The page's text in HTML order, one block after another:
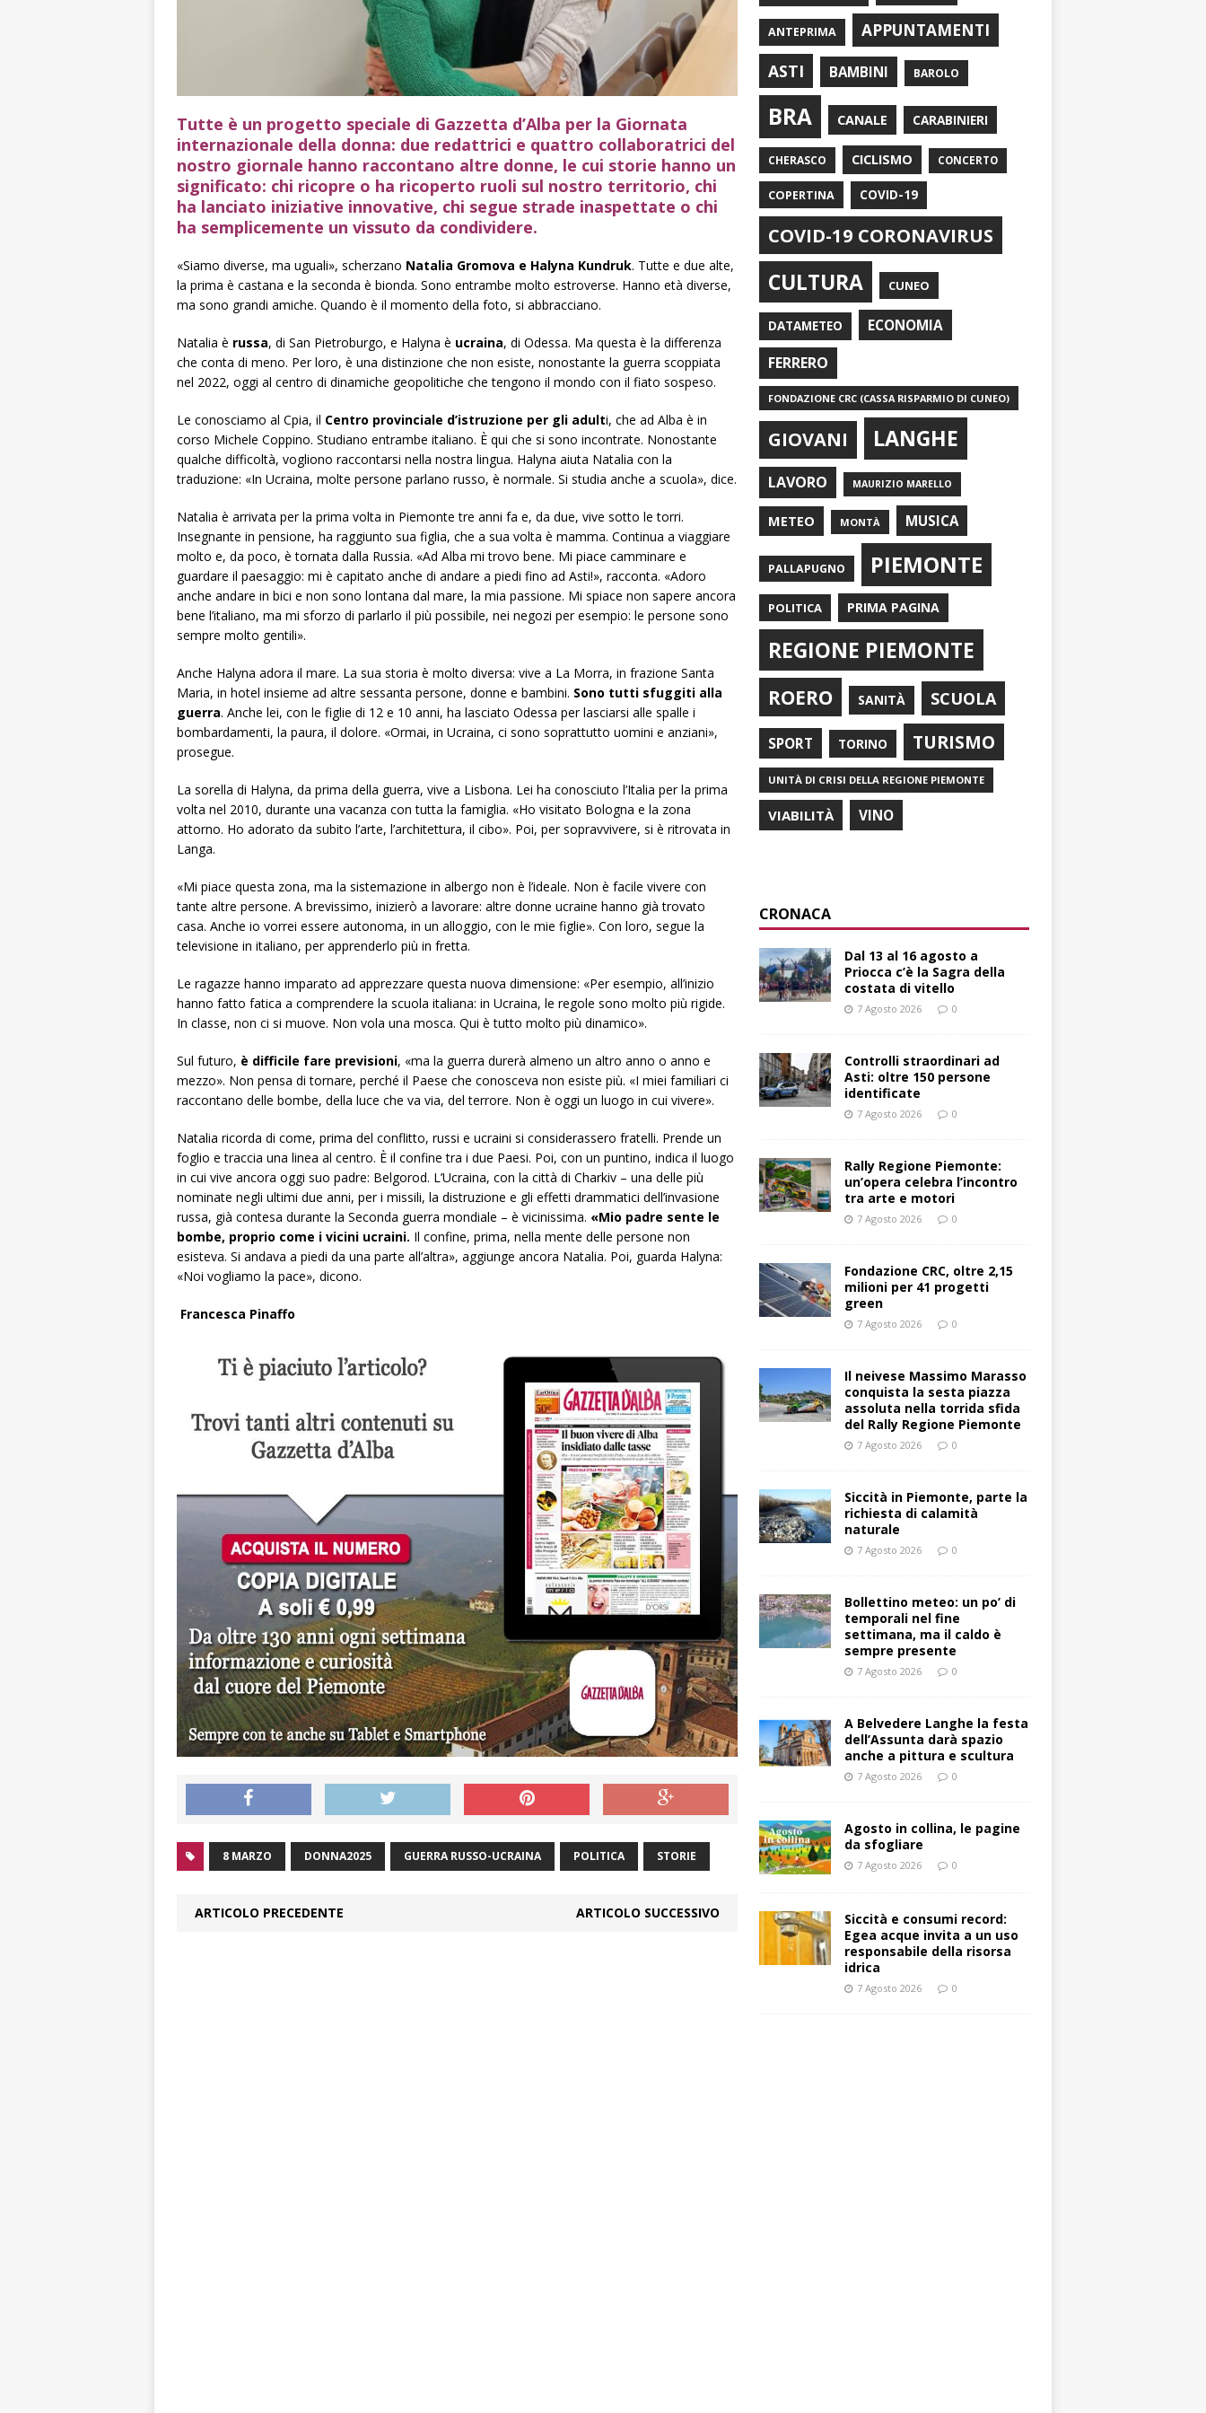
Tutte è un progetto speciale di Gazzetta d’Alba per la Giornata
internazionale della donna: due redattrici e quattro collaboratrici del
nostro giornale hanno raccontano altre donne, le cui storie hanno un
significato: chi ricopre o ha ricoperto ruoli sul nostro territorio, chi
ha lanciato iniziative innovative, chi segue strade inaspettate o chi
ha semplicemente un vissuto da condividere.
«Siamo diverse, ma uguali», scherzano Natalia Gromova e Halyna Kundruk. Tutte e due alte,
la prima è castana e la seconda è bionda. Sono entrambe molto estroverse. Hanno età diverse,
ma sono grandi amiche. Quando è il momento della foto, si abbracciano.
Natalia è russa, di San Pietroburgo, e Halyna è ucraina, di Odessa. Ma questa è la differenza
che conta di meno. Per loro, è una distinzione che non esiste, nonostante la guerra scoppiata
nel 2022, oggi al centro di dinamiche geopolitiche che tengono il mondo con il fiato sospeso.
Le conosciamo al Cpia, il Centro provinciale d’istruzione per gli adulti, che ad Alba è in
corso Michele Coppino. Studiano entrambe italiano. È qui che si sono incontrate. Nonostante
qualche difficoltà, vogliono raccontarsi nella nostra lingua. Halyna aiuta Natalia con la
traduzione: «In Ucraina, molte persone parlano russo, è normale. Si studia anche a scuola», dice.
Natalia è arrivata per la prima volta in Piemonte tre anni fa e, da due, vive sotto le torri.
Insegnante in pensione, ha raggiunto sua figlia, che a sua volta è mamma. Continua a viaggiare
molto e, da poco, è tornata dalla Russia. «Ad Alba mi trovo bene. Mi piace camminare e
guardare il paesaggio: mi è capitato anche di andare a piedi fino ad Asti!», racconta. «Adoro
anche andare in bici e non sono lontana dal mare, la mia passione. Mi spiace non sapere ancora
bene l’italiano, ma mi sforzo di parlarlo il più possibile, nei negozi per esempio: le persone sono
sempre molto gentili».
Anche Halyna adora il mare. La sua storia è molto diversa: vive a La Morra, in frazione Santa
Maria, in hotel insieme ad altre sessanta persone, donne e bambini. Sono tutti sfuggiti alla
guerra. Anche lei, con le figlie di 12 e 10 anni, ha lasciato Odessa per lasciarsi alle spalle i
bombardamenti, la paura, il dolore. «Ormai, in Ucraina, ci sono soprattutto uomini e anziani»,
prosegue.
La sorella di Halyna, da prima della guerra, vive a Lisbona. Lei ha conosciuto l’Italia per la prima
volta nel 2010, durante una vacanza con tutta la famiglia. «Ho visitato Bologna e la zona
attorno. Ho adorato da subito l’arte, l’architettura, il cibo». Poi, per sopravvivere, si è ritrovata in
Langa.
«Mi piace questa zona, ma la sistemazione in albergo non è l’ideale. Non è facile vivere con
tante altre persone. A brevissimo, inizierò a lavorare: altre donne ucraine hanno già trovato
casa. Anche io vorrei essere autonoma, in un alloggio, con le mie figlie». Con loro, segue la
televisione in italiano, per apprenderlo più in fretta.
Le ragazze hanno imparato ad apprezzare questa nuova dimensione: «Per esempio, all’inizio
hanno fatto fatica a comprendere la scuola italiana: in Ucraina, le regole sono molto più rigide.
In classe, non ci si muove. Non vola una mosca. Qui è tutto molto più dinamico».
Sul futuro, è difficile fare previsioni, «ma la guerra durerà almeno un altro anno o anno e
mezzo». Non pensa di tornare, perché il Paese che conosceva non esiste più. «I miei familiari ci
raccontano delle bombe, della luce che va via, del terrore. Non è oggi un luogo in cui vivere».
Natalia ricorda di come, prima del conflitto, russi e ucraini si considerassero fratelli. Prende un
foglio e traccia una linea al centro. È il confine tra i due Paesi. Poi, con un puntino, indica il luogo
in cui vive ancora oggi suo padre: Belgorod. L’Ucraina, con la città di Charkiv – una delle più
nominate negli ultimi due anni, per i missili, la distruzione e gli effetti drammatici dell’invasione
russa, già contesa durante la Seconda guerra mondiale – è vicinissima. «Mio padre sente le
bombe, proprio come i vicini ucraini. Il confine, prima, nella mente delle persone non
esisteva. Si andava a piedi da una parte all’altra», aggiunge ancora Natalia. Poi, guarda Halyna:
«Noi vogliamo la pace», dicono.
Francesca Pinaffo
8 MARZO DONNA2025 GUERRA RUSSO-UCRAINA POLITICA STORIE
ARTICOLO PRECEDENTE ARTICOLO SUCCESSIVO
ANTEPRIMA
APPUNTAMENTI
ASTI
BAMBINI BAROLO
BRA CANALE CARABINIERI
CHERASCO CICLISMO CONCERTO
COPERTINA COVID-19
COVID-19 CORONAVIRUS
CULTURA CUNEO
DATAMETEO ECONOMIA
FERRERO
FONDAZIONE CRC (CASSA RISPARMIO DI CUNEO)
GIOVANI LANGHE
LAVORO MAURIZIO MARELLO
METEO MONTÀ MUSICA
PALLAPUGNO PIEMONTE
POLITICA PRIMA PAGINA
REGIONE PIEMONTE
ROERO SANITÀ SCUOLA
SPORT TORINO TURISMO
UNITÀ DI CRISI DELLA REGIONE PIEMONTE
VIABILITÀ VINO
CRONACA
Dal 13 al 16 agosto a
Priocca c’è la Sagra della
costata di vitello
7 Agosto 2026 0
Controlli straordinari ad
Asti: oltre 150 persone
identificate
7 Agosto 2026 0
Rally Regione Piemonte:
un’opera celebra l’incontro
tra arte e motori
7 Agosto 2026 0
Fondazione CRC, oltre 2,15
milioni per 41 progetti
green
7 Agosto 2026 0
Il neivese Massimo Marasso
conquista la sesta piazza
assoluta nella torrida sfida
del Rally Regione Piemonte
7 Agosto 2026 0
Siccità in Piemonte, parte la
richiesta di calamità
naturale
7 Agosto 2026 0
Bollettino meteo: un po’ di
temporali nel fine
settimana, ma il caldo è
sempre presente
7 Agosto 2026 0
A Belvedere Langhe la festa
dell’Assunta darà spazio
anche a pittura e scultura
7 Agosto 2026 0
Agosto in collina, le pagine
da sfogliare
7 Agosto 2026 0
Siccità e consumi record:
Egea acque invita a un uso
responsabile della risorsa
idrica
7 Agosto 2026 0